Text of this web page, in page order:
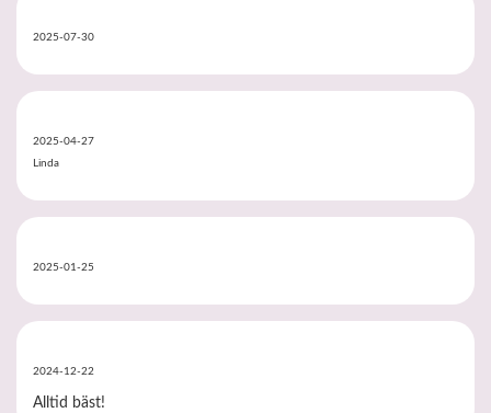
2025-07-30
2025-04-27
Linda
2025-01-25
2024-12-22
Alltid bäst!